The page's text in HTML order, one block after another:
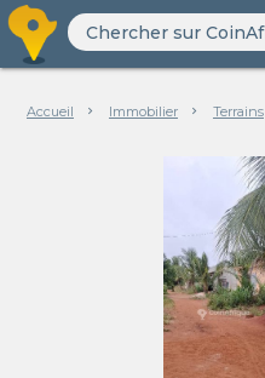
Accueil Immobilier Terrains